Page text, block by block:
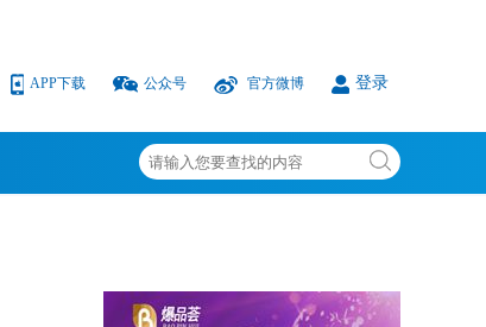
APP下载 公众号 官方微博 登录